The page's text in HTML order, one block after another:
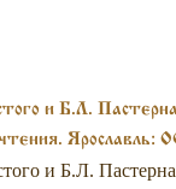
и Б.Л.
и Б.Л.